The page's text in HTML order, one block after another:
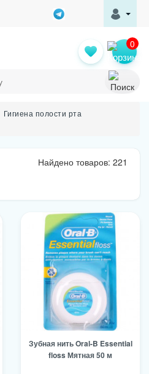
0
Гигиена полости рта
Найдено товаров: 221
Зубная нить Oral-B Essential
floss Мятная 50 м